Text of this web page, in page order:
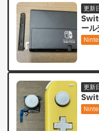
更新
ー
更新